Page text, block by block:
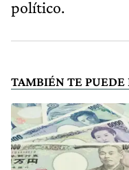
político.
TAMBIÉN TE PUEDE